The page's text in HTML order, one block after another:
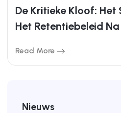
De Kritieke Kloof:
Het Retentiebeleid
Read More
Nieuws